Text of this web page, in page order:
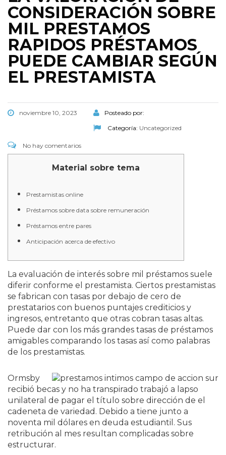
CONSIDERACIÓN SOBRE
MIL PRESTAMOS
RAPIDOS PRÉSTAMOS
PUEDE CAMBIAR SEGÚN
EL PRESTAMISTA
noviembre 10, 2023
Posteado por:
Categoría: Uncategorized
No hay comentarios
Material sobre tema
Prestamistas online
Préstamos sobre data sobre remuneración
Préstamos entre pares
Anticipación acerca de efectivo
La evaluación de interés sobre mil préstamos suele
diferir conforme el prestamista. Ciertos prestamistas
se fabrican con tasas por debajo de cero de
prestatarios con buenos puntajes crediticios y
ingresos, entretanto que otras cobran tasas altas.
Puede dar con los más grandes tasas de préstamos
amigables comparando los tasas así­ como palabras
de los prestamistas.
Ormsby
recibió becas y no ha transpirado trabajó a lapso
unilateral de pagar el título sobre dirección de el
cadeneta de variedad. Debido a tiene junto a
noventa mil dólares en deuda estudiantil. Sus
retribución al mes resultan complicadas sobre
estructurar.